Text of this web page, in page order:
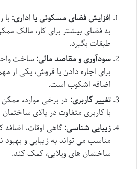
افزایش فضای مسکونی یا اداری:
به فضای بیشتر برای کار، مالک
طبقات بگیرد.
سودآوری و مقاصد مالی: ساخت
برای اجاره دادن یا فروش، یکی از
اضافه اشکوب است.
تغییر کاربری: در برخی موارد،
با کاربری متفاوت در بالای
زیبایی شناسی:گاهی اوقات،
مناسب می تواند به زیبایی و بهبود
ساختمان های ویلایی، کمک کند.